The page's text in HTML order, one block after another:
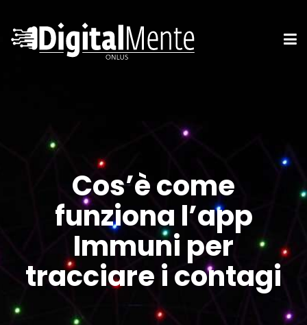
Cos’è come
funziona l’app
Immuni per
tracciare i contagi